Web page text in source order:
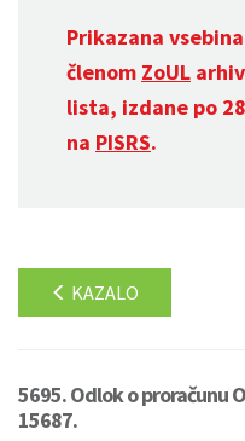
Prikazana
členom ZoUL
lista, izdane po
na PISRS.
KAZALO
5695. Odlok o proračunu
15687.